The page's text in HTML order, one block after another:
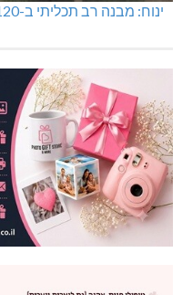
ינוח: מבנה רב תכליתי ב-120 מלש"ח